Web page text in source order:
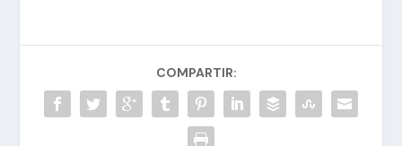
COMPARTIR: